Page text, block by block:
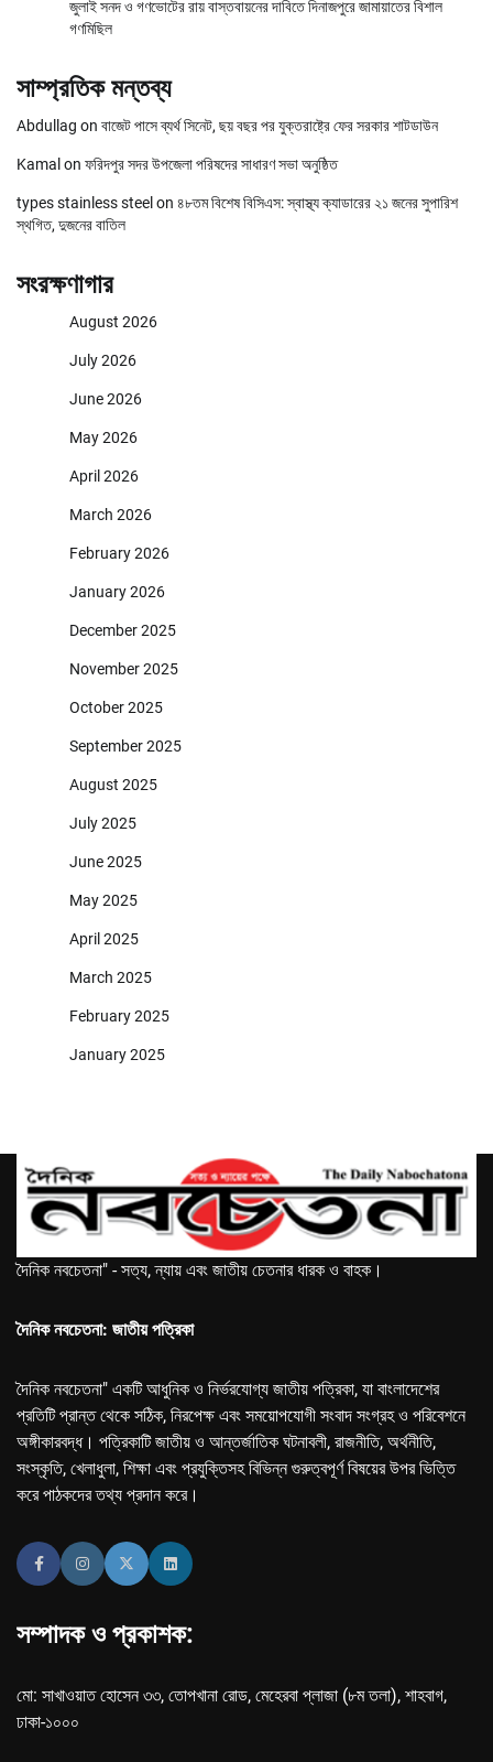
জুলাই সনদ ও গণভোটের রায় বাস্তবায়নের দাবিতে দিনাজপুরে জামায়াতের বিশাল
গণমিছিল
সাম্প্রতিক মন্তব্য
Abdullag on বাজেট পাসে ব্যর্থ সিনেট, ছয় বছর পর যুক্তরাষ্ট্রে ফের সরকার শাটডাউন
Kamal on ফরিদপুর সদর উপজেলা পরিষদের সাধারণ সভা অনুষ্ঠিত
types stainless steel on ৪৮তম বিশেষ বিসিএস: স্বাস্থ্য ক্যাডারের ২১ জনের সুপারিশ
স্থগিত, দুজনের বাতিল
সংরক্ষণাগার
August 2026
July 2026
June 2026
May 2026
April 2026
March 2026
February 2026
January 2026
December 2025
November 2025
October 2025
September 2025
August 2025
July 2025
June 2025
May 2025
April 2025
March 2025
February 2025
January 2025
দৈনিক নবচেতনা" - সত্য, ন্যায় এবং জাতীয় চেতনার ধারক ও বাহক।
দৈনিক নবচেতনা: জাতীয় পত্রিকা
দৈনিক নবচেতনা" একটি আধুনিক ও নির্ভরযোগ্য জাতীয় পত্রিকা, যা বাংলাদেশের
প্রতিটি প্রান্ত থেকে সঠিক, নিরপেক্ষ এবং সময়োপযোগী সংবাদ সংগ্রহ ও পরিবেশনে
অঙ্গীকারবদ্ধ। পত্রিকাটি জাতীয় ও আন্তর্জাতিক ঘটনাবলী, রাজনীতি, অর্থনীতি,
সংস্কৃতি, খেলাধুলা, শিক্ষা এবং প্রযুক্তিসহ বিভিন্ন গুরুত্বপূর্ণ বিষয়ের উপর ভিত্তি
করে পাঠকদের তথ্য প্রদান করে।
সম্পাদক ও প্রকাশক:
মো: সাখাওয়াত হোসেন ৩৩, তোপখানা রোড, মেহেরবা প্লাজা (৮ম তলা), শাহবাগ,
ঢাকা-১০০০